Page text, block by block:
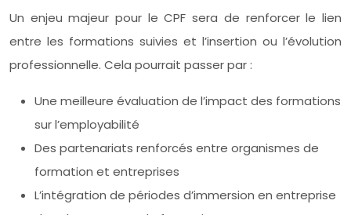
Un enjeu majeur pour le CPF sera de renforcer le lien
entre les formations suivies et l’insertion ou l’évolution
professionnelle. Cela pourrait passer par :
Une meilleure évaluation de l’impact des formations
sur l’employabilité
Des partenariats renforcés entre organismes de
formation et entreprises
L’intégration de périodes d’immersion en entreprise